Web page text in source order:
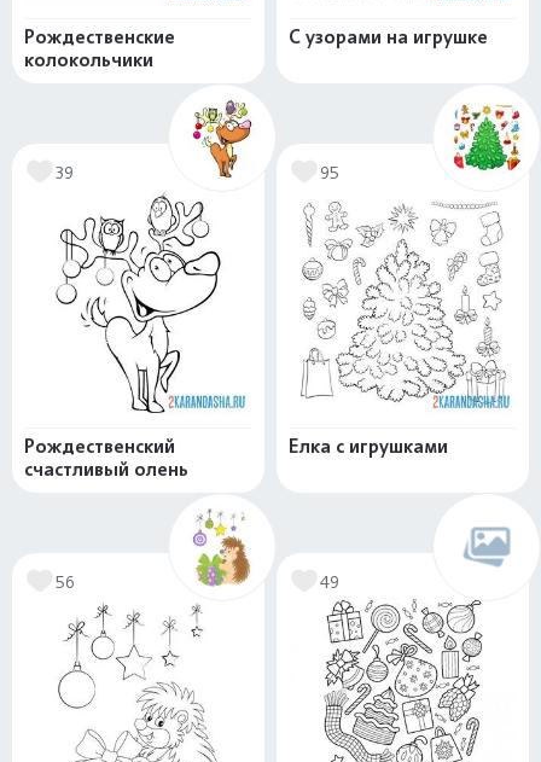
Рождественские
колокольчики
С узорами на игрушке
39
Рождественский
счастливый олень
95
Елка с игрушками
56 49